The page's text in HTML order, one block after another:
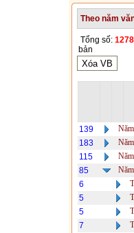
Theo năm
Tổng số:
bản
139
183
115
85
6
5
5
7